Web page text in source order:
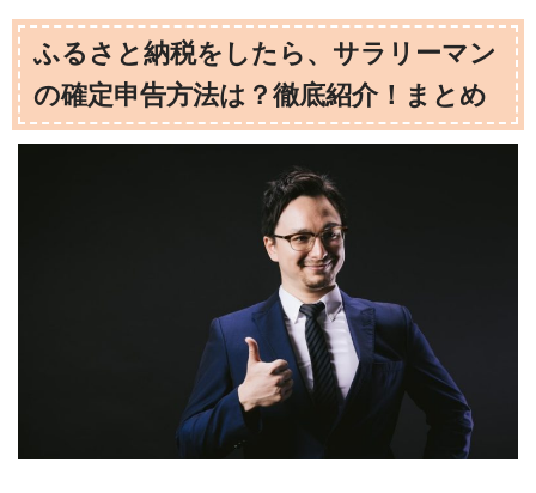
ふるさと納税をしたら、サラリーマン
の確定申告方法は？徹底紹介！まとめ